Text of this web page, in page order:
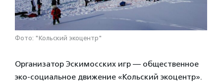
Фото: "Кольский экоцентр"
Организатор Эскимосских игр — общественное
эко-социальное движение «Кольский экоцентр».